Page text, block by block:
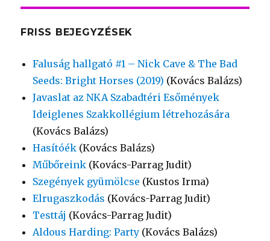
FRISS BEJEGYZÉSEK
Faluság hallgató #1 – Nick Cave & The Bad
Seeds: Bright Horses (2019) (Kovács Balázs)
Javaslat az NKA Szabadtéri Esőmények
Ideiglenes Szakkollégium létrehozására
(Kovács Balázs)
Hasítóék (Kovács Balázs)
Műbőreink (Kovács-Parrag Judit)
Szegények gyümölcse (Kustos Irma)
Elrugaszkodás (Kovács-Parrag Judit)
Testtáj (Kovács-Parrag Judit)
Aldous Harding: Party (Kovács Balázs)